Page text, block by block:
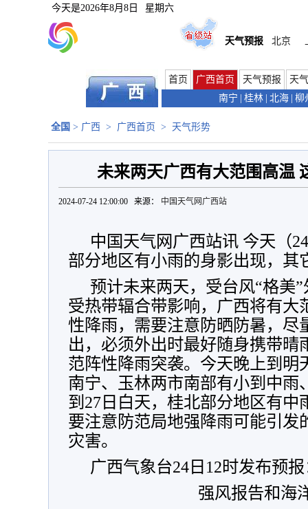
今天是2026年8月8日 星期六
天气预报 北京
首页 广西首页 天气预报
天
南宁
桂林 北海 柳
全国 > 广西 > 广西首页 > 天气形势
未来两天广西有大范围高温
2024-07-24 12:00:00 来源： 中国天气网广西站
中国天气网广西站讯 今天（
部分地区有小雨的身影出现，其
预计未来两天，受台风“格美
受热带辐合带影响，广西将有大
性降雨， 需要注意防晒防暑，尽
出，必须外出时最好随身携带晴
范阵性降雨突袭。 今天晚上到明
南宁、玉林两市南部有小到中雨
到27日白天，桂北部分地区有中
要注意防范局地强降雨可能引发
灾害。
广西气象台24日12时发布预
强风报告和海